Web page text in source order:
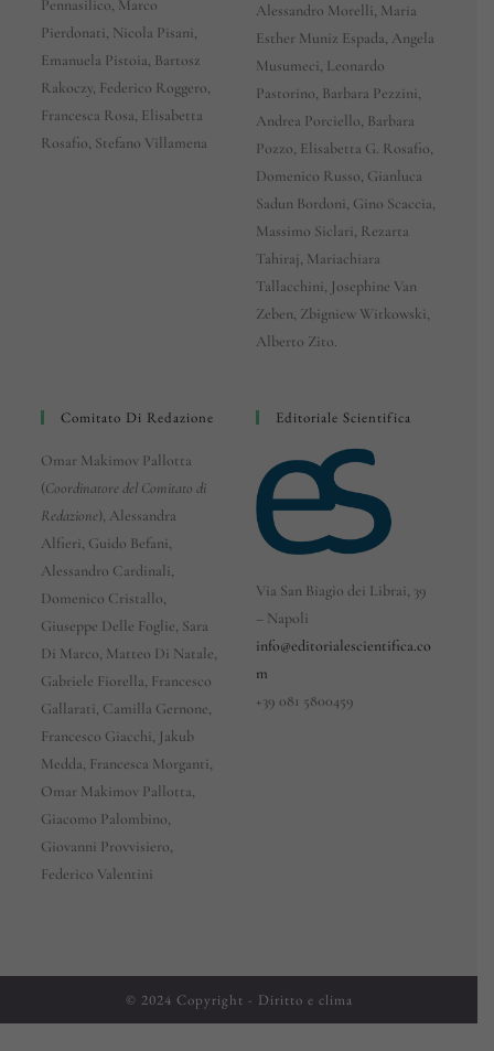
Pennasilico, Marco
Pierdonati, Nicola Pisani,
Emanuela Pistoia, Bartosz
Rakoczy, Federico Roggero,
Francesca Rosa, Elisabetta
Rosafio, Stefano Villamena
Alessandro Morelli, Maria
Esther Muniz Espada, Angela
Musumeci, Leonardo
Pastorino, Barbara Pezzini,
Andrea Porciello, Barbara
Pozzo, Elisabetta G. Rosafio,
Domenico Russo, Gianluca
Sadun Bordoni, Gino Scaccia,
Massimo Siclari, Rezarta
Tahiraj, Mariachiara
Tallacchini, Josephine Van
Zeben, Zbigniew Witkowski,
Alberto Zito.
Comitato Di Redazione
Omar Makimov Pallotta
(Coordinatore del Comitato di
Redazione), Alessandra
Alfieri, Guido Befani,
Alessandro Cardinali,
Domenico Cristallo,
Giuseppe Delle Foglie, Sara
Di Marco, Matteo Di Natale,
Gabriele Fiorella, Francesco
Gallarati, Camilla Gernone,
Francesco Giacchi, Jakub
Medda, Francesca Morganti,
Omar Makimov Pallotta,
Giacomo Palombino,
Giovanni Provvisiero,
Federico Valentini
Editoriale Scientifica
Via San Biagio dei Librai, 39
– Napoli
info@editorialescientifica.co
m
+39 081 5800459
© 2024 Copyright - Diritto e clima